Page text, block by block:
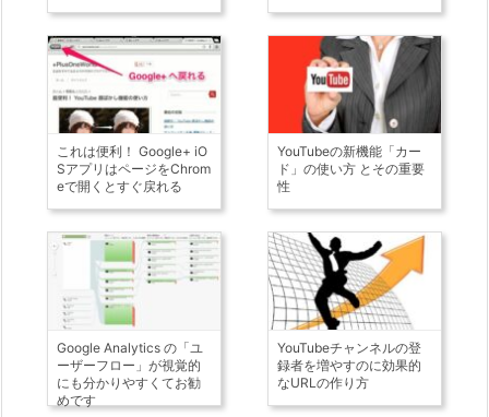
これは便利！ Google+ iO
SアプリはページをChrom
eで開くとすぐ戻れる
YouTubeの新機能「カー
ド」の使い方 とその重要
性
Google Analytics の「ユ
ーザーフロー」が視覚的
にも分かりやすくてお勧
めです
YouTubeチャンネルの登
録者を増やすのに効果的
なURLの作り方